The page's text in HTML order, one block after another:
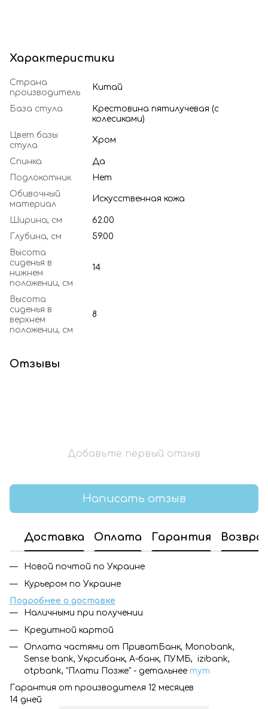
Характеристики
Страна
производитель
Китай
База стула
Крестовина пятилучевая (с
колесиками)
Цвет базы
стула
Хром
Спинка
Да
Подлокотник
Нет
Обивочный
материал
Искусственная кожа
Ширина, см
62.00
Глубина, см
59.00
Высота
сиденья в
нижнем
положении, см
14
Высота
сиденья в
верхнем
положении, см
8
Отзывы
Добавьте первый отзыв
Написать отзыв
Доставка Оплата Гарантия
Новой почтой по Украине
Курьером по Украине
Подробнее о доставке
Наличными при получении
Кредитной картой
Оплата частями от ПриватБанк, Monobank,
Sense bank, Укрсибанк, А-банк, ПУМБ, izibank,
otpbank, "Плати Позже" - детальнее тут
Гарантия от производителя 12 месяцев
14 дней